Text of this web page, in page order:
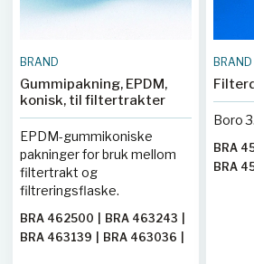
BRAND
Gummipakning, EPDM,
konisk, til filtertrakter
EPDM-gummikoniske
pakninger for bruk mellom
filtertrakt og
filtreringsflaske.
BRA 462500 BRA 463243
BRA 463139
BRA 463036
BRAND
Boro
BRA
BRA